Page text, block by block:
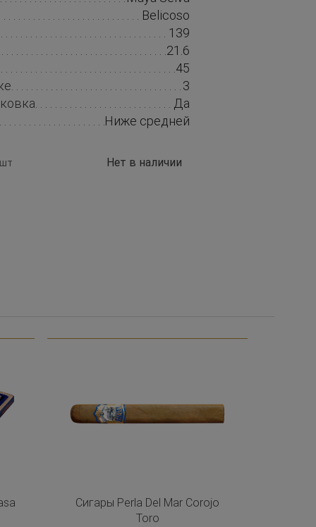
Belicoso
139
21.6
45
3
Да
Ниже средней
Нет в наличии
Сигары Perla Del Mar Corojo
Toro